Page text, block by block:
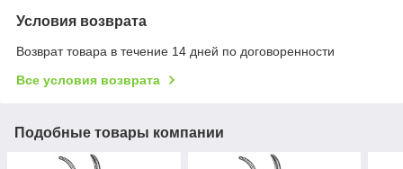
Условия возврата
Возврат товара в течение 14 дней по договоренности
Все условия возврата
Подобные товары компании